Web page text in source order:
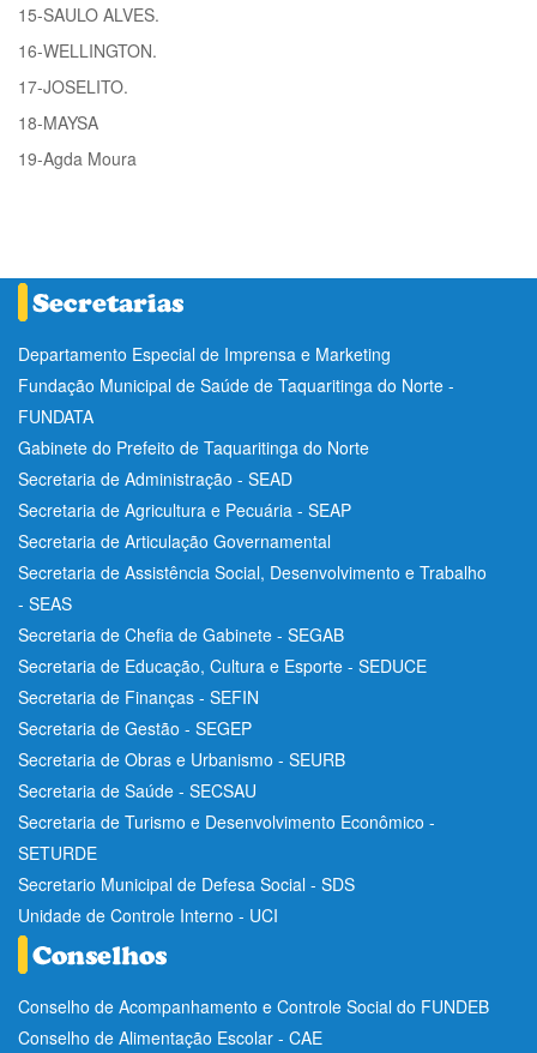
15-SAULO ALVES.
16-WELLINGTON.
17-JOSELITO.
18-MAYSA
19-Agda Moura
Departamento Especial de Imprensa e Marketing
Fundação Municipal de Saúde de Taquaritinga do Norte -
FUNDATA
Gabinete do Prefeito de Taquaritinga do Norte
Secretaria de Administração - SEAD
Secretaria de Agricultura e Pecuária - SEAP
Secretaria de Articulação Governamental
Secretaria de Assistência Social, Desenvolvimento e Trabalho
- SEAS
Secretaria de Chefia de Gabinete - SEGAB
Secretaria de Educação, Cultura e Esporte - SEDUCE
Secretaria de Finanças - SEFIN
Secretaria de Gestão - SEGEP
Secretaria de Obras e Urbanismo - SEURB
Secretaria de Saúde - SECSAU
Secretaria de Turismo e Desenvolvimento Econômico -
SETURDE
Secretario Municipal de Defesa Social - SDS
Unidade de Controle Interno - UCI
Conselho de Acompanhamento e Controle Social do FUNDEB
Conselho de Alimentação Escolar - CAE